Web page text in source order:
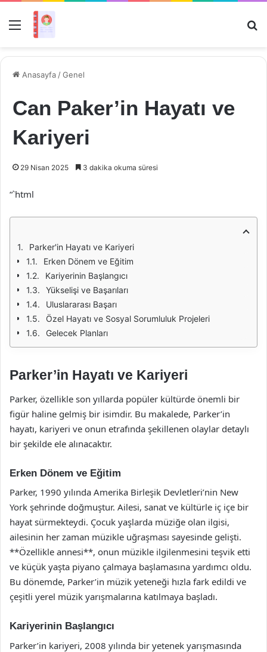
Menü
Anasayfa /Genel
Can Paker’in Hayatı ve
Kariyeri
29 Nisan 2025 3 dakika okuma süresi
“`html
Parker'in Hayatı ve Kariyeri
Erken Dönem ve Eğitim
Kariyerinin Başlangıcı
Yükselişi ve Başarıları
Uluslararası Başarı
Özel Hayatı ve Sosyal Sorumluluk Projeleri
Gelecek Planları
Parker’in Hayatı ve Kariyeri
Parker, özellikle son yıllarda popüler kültürde önemli bir
figür haline gelmiş bir isimdir. Bu makalede, Parker’in
hayatı, kariyeri ve onun etrafında şekillenen olaylar detaylı
bir şekilde ele alınacaktır.
Erken Dönem ve Eğitim
Parker, 1990 yılında Amerika Birleşik Devletleri’nin New
York şehrinde doğmuştur. Ailesi, sanat ve kültürle iç içe bir
hayat sürmekteydi. Çocuk yaşlarda müziğe olan ilgisi,
ailesinin her zaman müzikle uğraşması sayesinde gelişti.
**Özellikle annesi**, onun müzikle ilgilenmesini teşvik etti
ve küçük yaşta piyano çalmaya başlamasına yardımcı oldu.
Bu dönemde, Parker’in müzik yeteneği hızla fark edildi ve
çeşitli yerel müzik yarışmalarına katılmaya başladı.
Kariyerinin Başlangıcı
Parker’in kariyeri, 2008 yılında bir yetenek yarışmasında